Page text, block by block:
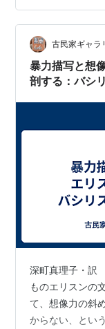
てみたいと思い
古民家ギャラ
暴力描写と想
剖する：バシ
深町真理子・訳
ものエリスンの
て、想像力の斜
からない、とい